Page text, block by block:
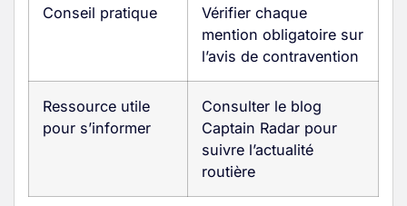
Conseil pratique
Vérifier chaque
mention obligatoire sur
l’avis de contravention
Ressource utile
pour s’informer
Consulter le blog
Captain Radar pour
suivre l’actualité
routière